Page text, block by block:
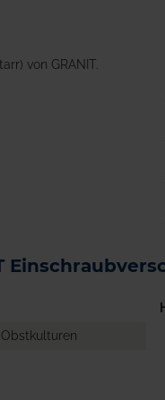
von GRANIT.